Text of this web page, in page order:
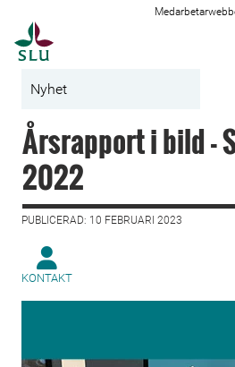
Nyhet
Årsrapport i bild -
2022
PUBLICERAD: 10 FEBRUARI 2023
KONTAKT